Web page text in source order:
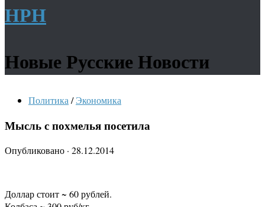
НРН
Новые Русские Новости
Политика / Экономика
Мысль с похмелья посетила
Опубликовано · 28.12.2014
Доллар стоит ~ 60 рублей.